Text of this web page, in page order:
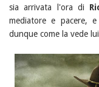
sia arrivata l'ora di
mediatore e pacere,
dunque come la vede